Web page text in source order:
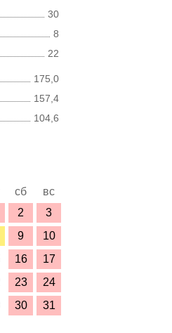
30
8
22
175,0
157,4
104,6
сб
вс
2
3
9
10
16
17
23
24
30 31